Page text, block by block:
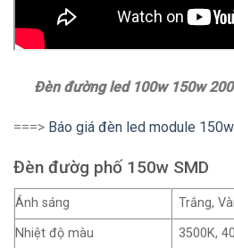
Đèn đường led 100w 150w
===> Báo giá đèn led module 150w
Đèn đườg phố 150w SMD
Ánh sáng
Trắng,
Nhiệt độ màu
3500K,